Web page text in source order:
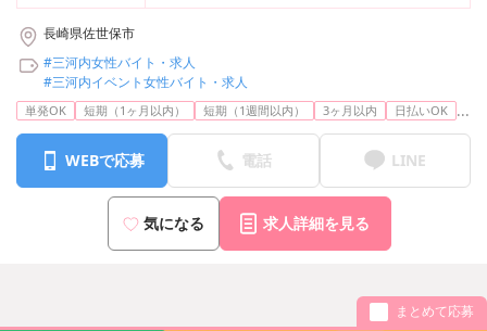
長崎県佐世保市
#三河内女性バイト・求人
#三河内イベント女性バイト・求人
単発OK 短期（1ヶ月以内） 短期（1週間以内） 3ヶ月以内 日払いOK ...
WEBで応募 電話 LINE
気になる 求人詳細を見る
まとめて応募